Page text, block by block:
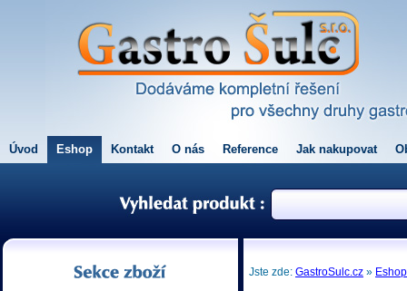
Úvod Eshop Kontakt O nás Reference Jak nakupovat
Jste zde:GastroSulc.cz » Eshop